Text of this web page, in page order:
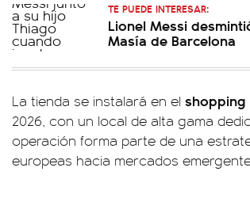
TE PUEDE INTERESAR:
Lionel Messi
Masía de Barcelona
La tienda se instalará en el shopping
2026, con un local de alta gama
operación forma parte de una
europeas hacia mercados